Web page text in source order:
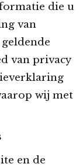
die u
van
van privacy
wij met
en de